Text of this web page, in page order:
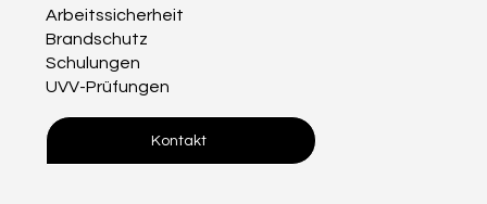
Arbeitssicherheit
Brandschutz
Schulungen
UVV-Prüfungen
Kontakt